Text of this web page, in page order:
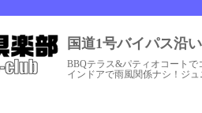
国道1号バイパス沿い
BBQテラス&パティオコートで
インドアで雨風関係ナシ！ジ